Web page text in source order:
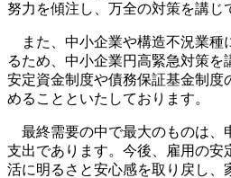
努力を傾注し、万全の対策を講じ
また、中小企業や構造不況業種
るため、中小企業円高緊急対策を
安定資金制度や債務保証基金制度
めることといたしております。
最終需要の中で最大のものは、
支出であります。今後、雇用の安
活に明るさと安心感を取り戻し、